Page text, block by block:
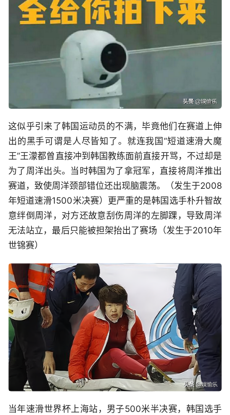
这似乎引来了韩国运动员的不满，毕竟他们在赛道上伸
出的黑手可谓是人尽皆知了。就连我国“短道速滑大魔
王”王濛都曾直接冲到韩国教练面前直接开骂，不过却是
为了周洋出头。当时韩国为了拿冠军，直接将周洋推出
赛道，致使周洋颈部错位还出现脑震荡。（发生于2008
年短道速滑1500米决赛）更严重的是韩国选手朴升智故
意绊倒周洋，对方还故意刮伤周洋的左脚踝，导致周洋
无法站立，最后只能被担架抬出了赛场（发生于2010年
世锦赛）
当年速滑世界杯上海站，男子500米半决赛，韩国选手